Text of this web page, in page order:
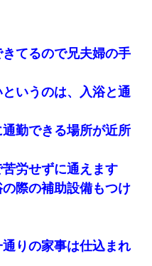
てるので兄夫婦の手
いうのは、入浴と通
勤できる場所が近所
労せずに通えます
際の補助設備もつけ
りの家事は仕込まれ